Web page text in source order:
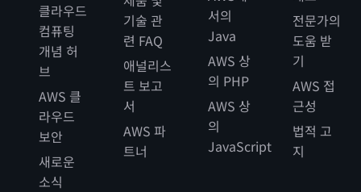
클라우드
컴퓨팅
개념 허
브
AWS 클
라우드
보안
새로운
소식
기술 관
련 FAQ
애널리스
트 보고
서
AWS 파
트너
서의
Java
AWS 상
의 PHP
AWS 상
의
JavaScript
전문가의
도움 받
기
AWS 접
근성
법적 고
지